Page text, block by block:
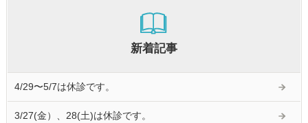
新着記事
4/29〜5/7は休診です。
3/27(金）、28(土)は休診です。